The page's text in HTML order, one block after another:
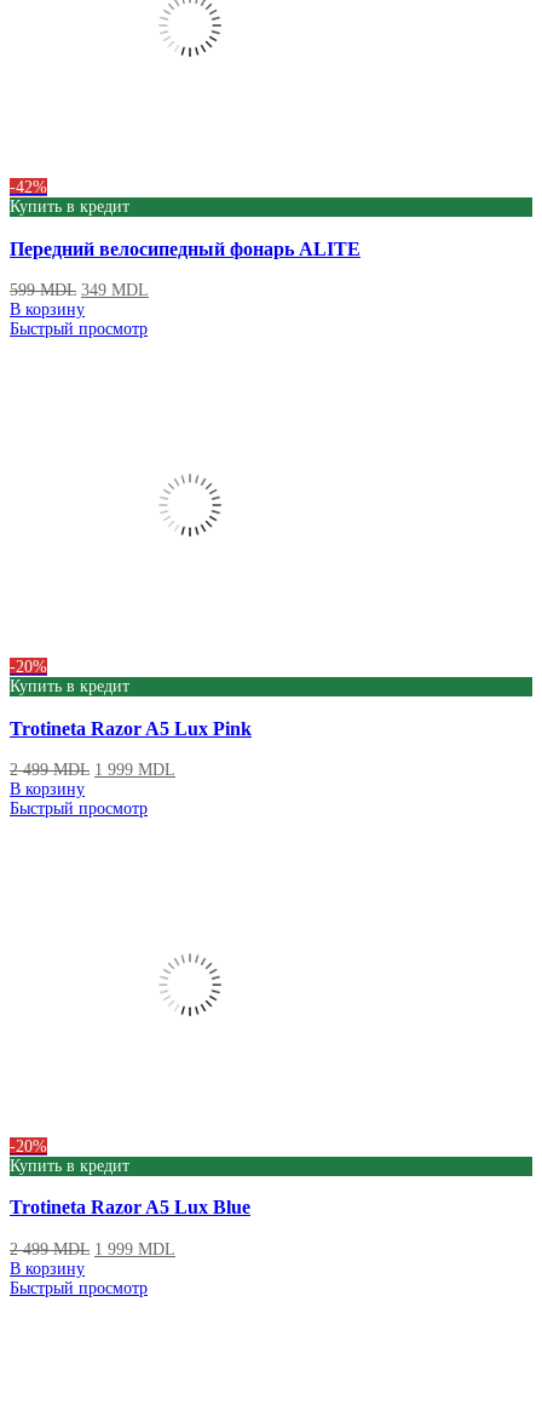
-42%
Купить в кредит
Передний велосипедный фонарь ALITE
599MDL 349 MDL
В корзину
Быстрый просмотр
-20%
Купить в кредит
Trotineta Razor A5 Lux Pink
2 499MDL 1 999 MDL
В корзину
Быстрый просмотр
-20%
Купить в кредит
Trotineta Razor A5 Lux Blue
2 499MDL 1 999 MDL
В корзину
Быстрый просмотр